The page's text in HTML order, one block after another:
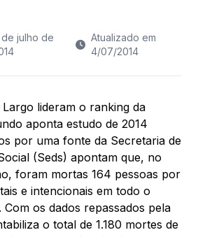
julho de
Atualizado em
4/07/2014
lideram o ranking da
aponta estudo de 2014
por uma fonte da Secretaria de
(Seds) apontam que, no
foram mortas 164 pessoas por
e intencionais em todo o
Com os dados repassados pela
o total de 1.180 mortes de